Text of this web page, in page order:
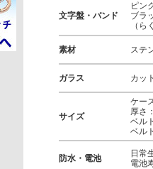
文字盤・バンド
ピン
ブラ
（
素材 ステ
ガラス カッ
サイズ
ケー
厚さ
ベル
ベル
防水・電池
日常
電池